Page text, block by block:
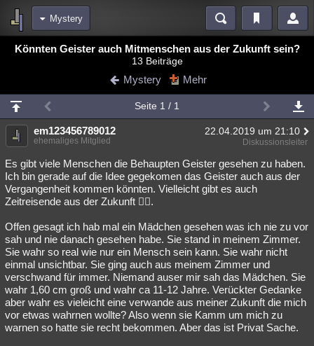
Mystery
Bereiche
Blogs
Chat Wiki Neuigkeiten
meine Rubriken
Menschen Wissenschaft Mystery Kriminalfälle
Spiritualität Verschwörungen Technologie Ufologie
Natur Umfragen Unterhaltung
Philosophie Träume Orte Esoterik Literatur
Astronomie Helpdesk Gruppen Gaming Filme
Musik Clash Verbesserungen Allmystery English
Übersichten
Besucht Teilgenommen Alle Neue Geschlossen
Könnten Geister auch Mitmenschen aus der Zukunft sein?
13 Beiträge
Mystery Mehr
Seite 1 / 1
em123456789012 22.04.2019 um 21:10
ehemaliges Mitglied Diskussionsleiter
Es gibt viele Menschen die Behaupten Geister gesehen zu haben.
Ich bin gerade auf die Idee gegekomen das Geister auch aus der
Vergangenheit kommen könnten. Vielleicht gibt es auch
Zeitreisende aus der Zukunft 🤷‍♂️.
Offen gesagt ich hab mal ein Mädchen gesehen was ich nie zu vor
sah und nie danach gesehen habe. Sie stand in meinem Zimmer.
Sie wahr so real wie nur ein Mensch sein kann. Sie wahr nicht
einmal unsichtbar. Sie ging auch aus meinem Zimmer und
verschwand für immer. Niemand auser mir sah das Mädchen. Sie
wahr 1,60 cm groß und wahr ca 11-12 Jahre. Verückter Gedanke
aber wahr es vieleicht eine verwande aus meiner Zukunft die mich
vor etwas wahrnen wollte? Also wenn sie Kamm um mich zu
warnen so hatte sie recht bekommen. Aber das ist Privat Sache.